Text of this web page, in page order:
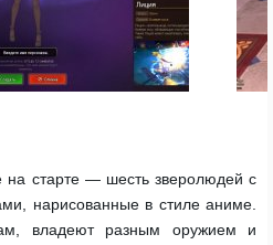
на старте — шесть зверолюдей с
нарисованные в стиле аниме.
владеют разным оружием и